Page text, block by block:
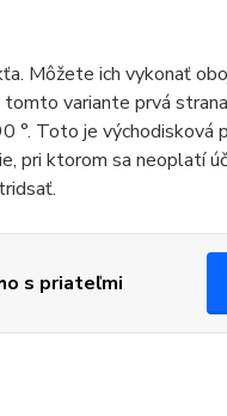
Môžete ich vykonať
variante prvá
Toto je východisková
pri ktorom sa neoplatí
s priateľmi